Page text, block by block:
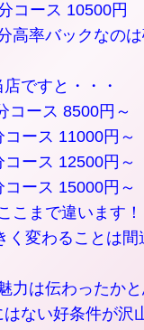
コース 10500円
高率バックなの
店ですと・・・
コース 8500円～
コース 11000円～
コース 12500円～
コース 15000円～
こまで違います！
く変わることは間
力は伝わったか
ない好条件が沢